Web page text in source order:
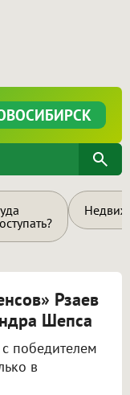
Рзаев
Шепса
победителем
в